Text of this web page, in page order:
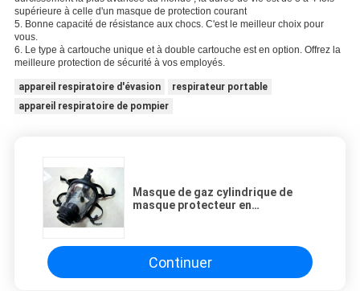
supérieure à celle d'un masque de protection courant
5. Bonne capacité de résistance aux chocs. C'est le meilleur choix pour
vous.
6. Le type à cartouche unique et à double cartouche est en option. Offrez la
meilleure protection de sécurité à vos employés.
appareil respiratoire d'évasion
respirateur portable
appareil respiratoire de pompier
Masque de gaz cylindrique de
masque protecteur en
Continuer